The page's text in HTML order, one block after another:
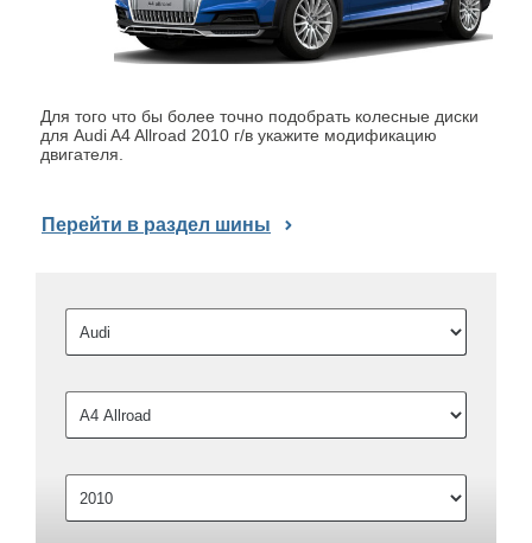
Для того что бы более точно подобрать колесные диски
для Audi A4 Allroad 2010 г/в укажите модификацию
двигателя.
Перейти в раздел шины